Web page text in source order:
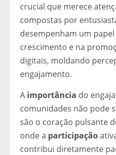
crucial que merece
compostas por
desempenham um
crescimento e na
digitais, moldando
engajamento.
A importância do
comunidades não pode
são o coração pulsante
onde a participação
contribui diretamente